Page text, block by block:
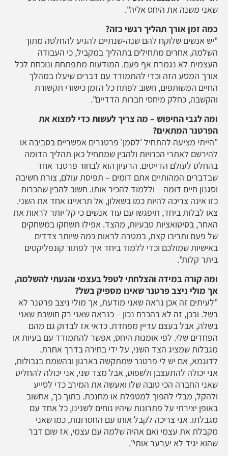
שאני משנה את היחס אליה".
כמה זמן אורך תהליך רגשי כזה?
"יש אנשים שלוקח להם שנה-שנתיים להגיע להחלטה מתוך
השלמה, אחרים מתחילים בתהליך במקביל, כי העבודה
העצמית לא נגמרת אף פעם. המודעות מתפתחת ונוכחת לכל
אורך המסע הזה וכדי להתמודד עם דברים שיעלו במהלך
החיים המשותפים, חשוב לפתח כל הזמן כישורי תקשורת
והקשבה, כחלק מיחסי חברות הדדיים".
ומה לגבי החיפוש – מה צריך לעשות כדי למצוא את
הפרטנר המתאים?
"הייתי מציעה להתחיל 'לסמן' פרטנרים אפשריים בסביבה או
להירשם לאתרי הכרויות ולהבין שמתחיל כאן תהליך הדומה
בהחלט לעולם הדייטים. הרעיון הוא לבחור פרטנר אחד
שבדברים המהותיים אתם דומים – תפיסת עולם, צורת חשיבה
וסגנון חיים דומה – וללמוד להכיר אותו. חשוב להבין שהכרות
כזו אינה צריכה להיות כמו בשאלון, אל תראיינו אחד את השני.
צאו לבלות ביחד, תיפגשו עם עוד אנשים כי קל יותר לראות את
האחר, בסיטואציות טבעיות, מהצד. אפילו תשחקו במשחקים
של פעם ותריבו קצת, במטרה לראות כמה שיותר צדדים
באישיות שמולכם וכדי ללמוד ביחד איך לפתור קונפליקטים
ביתר קלות".
ומה קורה במידה והצלחתי לטפל בעצמי והגעתי להשלמה,
אך מולי ניצב פרטנר שאינו מספיק בשל?
"לעיתים זה אכן נראה שאני מודעת, אך מולי ניצב פרטנר לא
בשל. ובכן, זה לא בהכרח נכון – כנראה שאני רק חושבת שאני
בשלה, אבל בעצם עדיין מפחדת. כדאי אז לבדוק גם מהם
הפחדים שלי. לפי אומנות היחס, אפשר להתמודד עם בעיות או
מגבלות שמציג הצד השני, על ידי בחירה בדרך אחרת.
לדוגמא, אם יש לי פרטנר שמתקשה בארגון ובהשמת בגבולות,
אני יכולה להתעצבן ולשפוט, אבל מצד שני, אני יכולה להחליט
שאני החברה הכי טובה שלו ואעשה את המירב כדי לסייע
ולהקל, מבלי להפוך למטפלת או מחנכת. בתוך כך, אחשוב
באופן יצירתי על פתרונות שיהיו נוחים לשנינו, כל אחד עם
מגבלתו. אני צריכה לקבל אותו עם החסרונות, כמו שאני
מקבלת את עצמי ואם אהיה שלמה עם עצמי, אז שום דבר
שהוא יגיד לא יערער אותי".